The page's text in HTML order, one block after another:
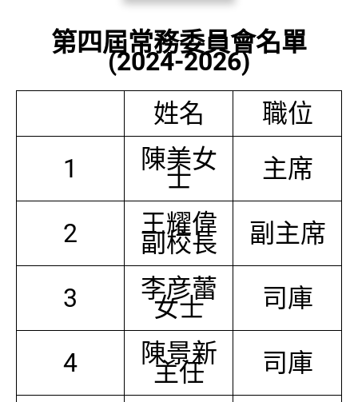
第四屆常務委員會名單
(2024-2026)
姓名
職位
1
陳美女
士 主席
2 王耀偉
副校長 副主席
3 李彦蕾
女士 司庫
4 陳景新
主任 司庫